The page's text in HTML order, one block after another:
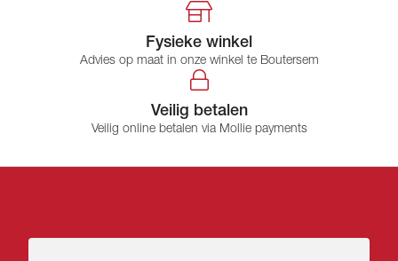
Fysieke winkel
Advies op maat in onze winkel te Boutersem
Veilig betalen
Veilig online betalen via Mollie payments